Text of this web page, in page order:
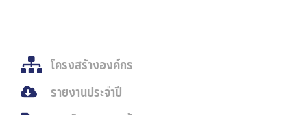
โครงสร้างองค์กร
รายงานประจำปี